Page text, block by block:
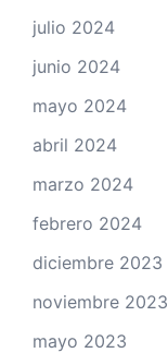
julio 2024
junio 2024
mayo 2024
abril 2024
marzo 2024
febrero 2024
diciembre 2023
noviembre 2023
mayo 2023